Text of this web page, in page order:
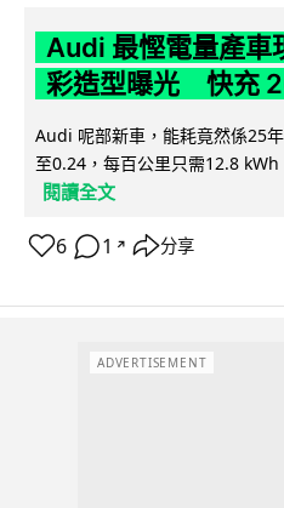
Audi 最慳電量產
彩造型曝光 快充
Audi 呢部新車，能耗竟然係25
至0.24，每百公里只需12.8
閱讀全文
6 1 ↗ 分享
ADVERTISEMENT